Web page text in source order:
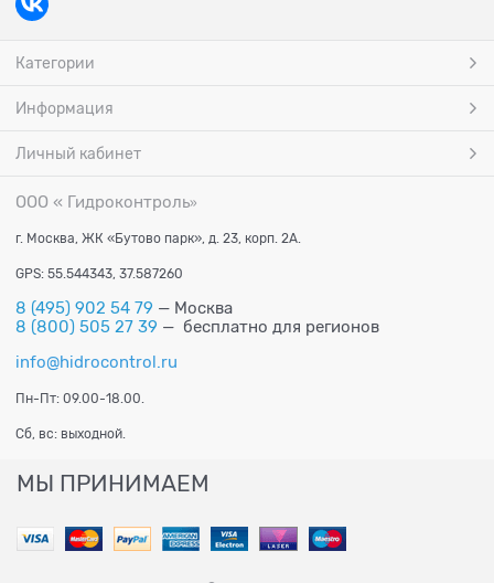
Категории
Информация
Личный кабинет
ООО « Гидроконтроль»
г. Москва, ЖК «Бутово парк», д. 23, корп. 2А.
GPS: 55.544343, 37.587260
8 (495) 902 54 79 — Москва
8 (800) 505 27 39 — бесплатно для регионов
info@hidrocontrol.ru
Пн-Пт: 09.00-18.00.
Сб, вс: выходной.
МЫ ПРИНИМАЕМ